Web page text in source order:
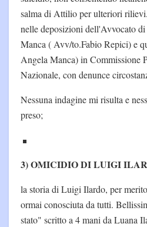
salma di Attilio per ulteriori
nelle deposizioni dell'Avvocato
Manca ( Avv/to.Fabio Repici) e
Angela Manca) in Commissione
Nazionale, con denunce
Nessuna indagine mi risulta e
preso;
3) OMICIDIO DI LUIGI
la storia di Luigi Ilardo, per
ormai conosciuta da tutti.
stato" scritto a 4 mani da Luana